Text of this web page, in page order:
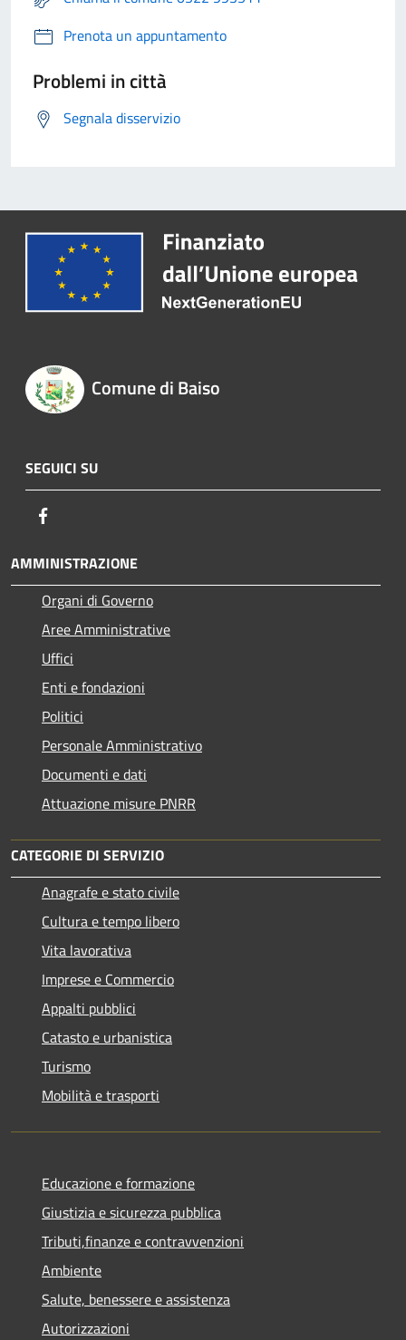
Prenota un appuntamento
Problemi in città
Segnala disservizio
Comune di Baiso
SEGUICI SU
AMMINISTRAZIONE
Organi di Governo
Aree Amministrative
Uffici
Enti e fondazioni
Politici
Personale Amministrativo
Documenti e dati
Attuazione misure PNRR
CATEGORIE DI SERVIZIO
Anagrafe e stato civile
Cultura e tempo libero
Vita lavorativa
Imprese e Commercio
Appalti pubblici
Catasto e urbanistica
Turismo
Mobilità e trasporti
Educazione e formazione
Giustizia e sicurezza pubblica
Tributi,finanze e contravvenzioni
Ambiente
Salute, benessere e assistenza
Autorizzazioni